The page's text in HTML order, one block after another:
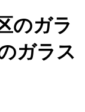
のガラ
ガラス